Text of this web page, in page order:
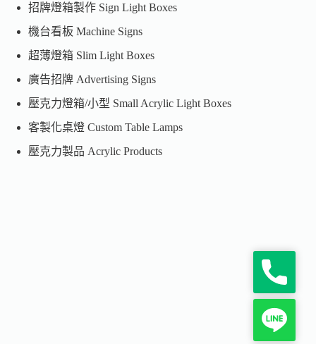
招牌燈箱製作 Sign Light Boxes
機台看板 Machine Signs
超薄燈箱 Slim Light Boxes
廣告招牌 Advertising Signs
壓克力燈箱/小型 Small Acrylic Light Boxes
客製化桌燈 Custom Table Lamps
壓克力製品 Acrylic Products
h
o
n
e
L
i